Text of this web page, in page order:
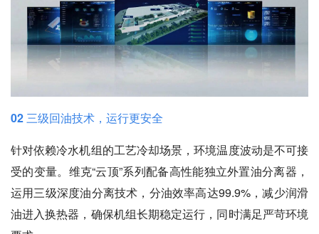
02 三级回油技术，运行更安全
针对依赖冷水机组的工艺冷却场景，环境温度波动是不可接
受的变量。维克“云顶”系列配备高性能独立外置油分离器，
运用三级深度油分离技术，分油效率高达99.9%，减少润滑
油进入换热器，确保机组长期稳定运行，同时满足严苛环境